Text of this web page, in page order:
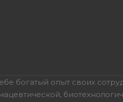
богатый опыт своих